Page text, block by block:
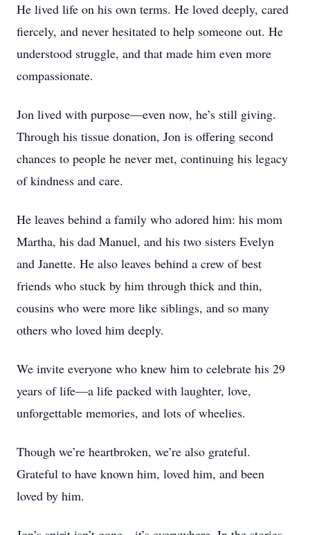
He lived life on his own terms. He loved deeply, cared
fiercely, and never hesitated to help someone out. He
understood struggle, and that made him even more
compassionate.
Jon lived with purpose—even now, he’s still giving.
Through his tissue donation, Jon is offering second
chances to people he never met, continuing his legacy
of kindness and care.
He leaves behind a family who adored him: his mom
Martha, his dad Manuel, and his two sisters Evelyn
and Janette. He also leaves behind a crew of best
friends who stuck by him through thick and thin,
cousins who were more like siblings, and so many
others who loved him deeply.
We invite everyone who knew him to celebrate his 29
years of life—a life packed with laughter, love,
unforgettable memories, and lots of wheelies.
Though we’re heartbroken, we’re also grateful.
Grateful to have known him, loved him, and been
loved by him.